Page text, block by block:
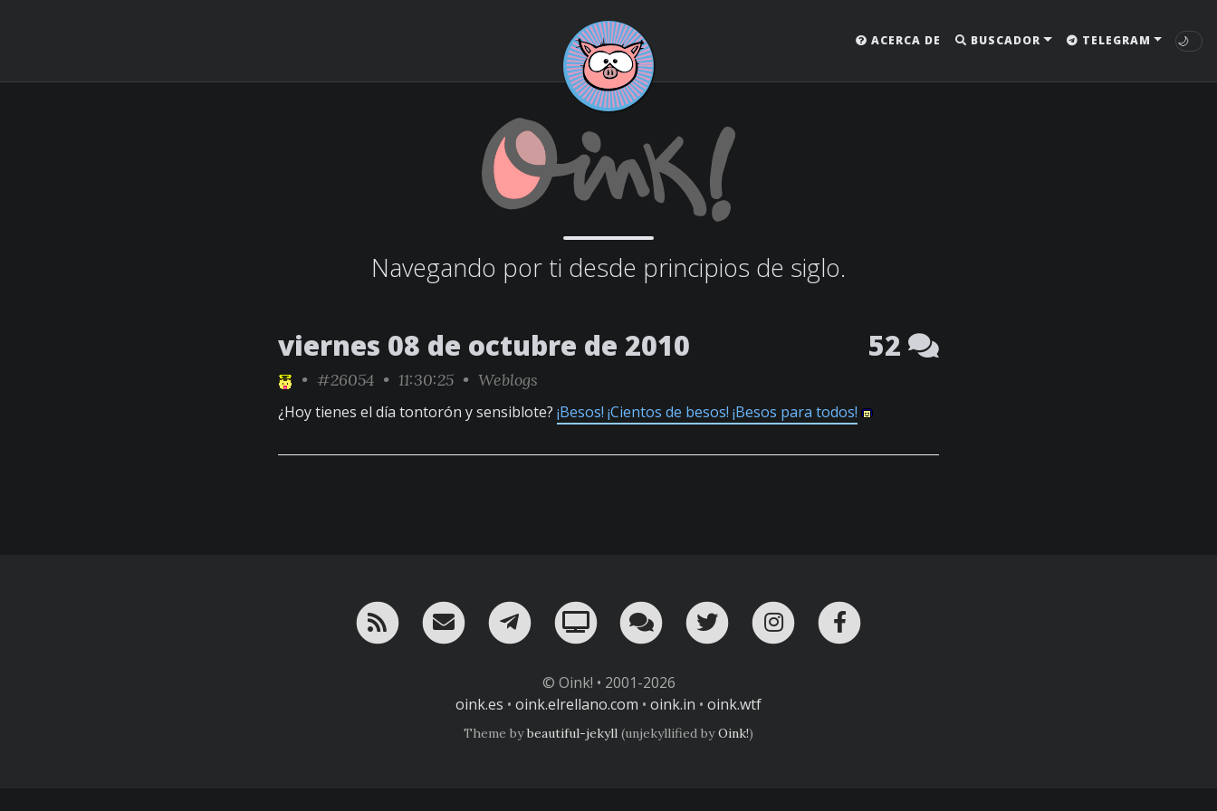
ACERCA DE BUSCADOR TELEGRAM 🌙
Navegando por ti desde principios de siglo.
viernes 08 de octubre de 2010 52
• #26054 • 11:30:25 • Weblogs
¿Hoy tienes el día tontorón y sensiblote? ¡Besos! ¡Cientos de besos! ¡Besos para todos!
RSS ¡Mándame un email!
¡Nuestro canal en Telegram!
Oink! TV Charla con nosotros en Telegram
Twitter Instagram
© Oink! • 2001-2026
oink.es • oink.elrellano.com • oink.in • oink.wtf
Theme bybeautiful-jekyll (unjekyllified byOink!)